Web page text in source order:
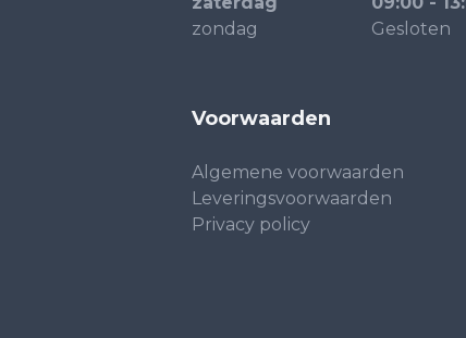
zondag
Gesloten
Voorwaarden
Algemene voorwaarden
Leveringsvoorwaarden
Privacy policy